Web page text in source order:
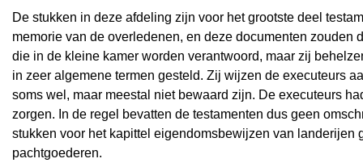
De stukken in deze afdeling zijn voor het grootste deel
memorie van de overledenen, en deze documenten
die in de kleine kamer worden verantwoord, maar zij
in zeer algemene termen gesteld. Zij wijzen de executeurs
soms wel, maar meestal niet bewaard zijn. De executeurs
zorgen. In de regel bevatten de testamenten dus geen
stukken voor het kapittel eigendomsbewijzen van
pachtgoederen.